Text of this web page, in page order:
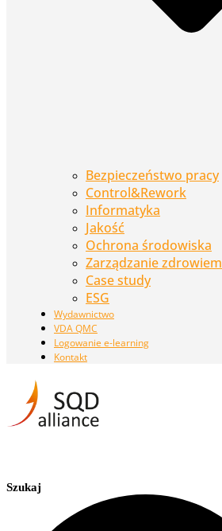
Bezpieczeństwo pracy
Control&Rework
Informatyka
Jakość
Ochrona środowiska
Zarządzanie zdrowiem
Case study
ESG
Wydawnictwo
VDA QMC
Logowanie e-learning
Kontakt
Szukaj